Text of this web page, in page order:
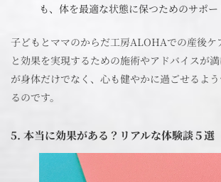
も、体を最適な状態に保つためのサポー
子どもとママのからだ工房ALOHAでの産後ケ
と効果を実現するための施術やアドバイスが
が身体だけでなく、心も健やかに過ごせるよ
るのです。
5. 本当に効果がある？リアルな体験談５選